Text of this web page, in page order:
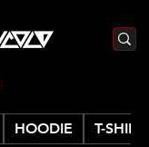
HOODIE T-SHIRT